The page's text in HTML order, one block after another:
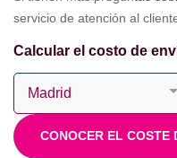
servicio de atención al
Calcular el costo de
CONOCER EL COSTE